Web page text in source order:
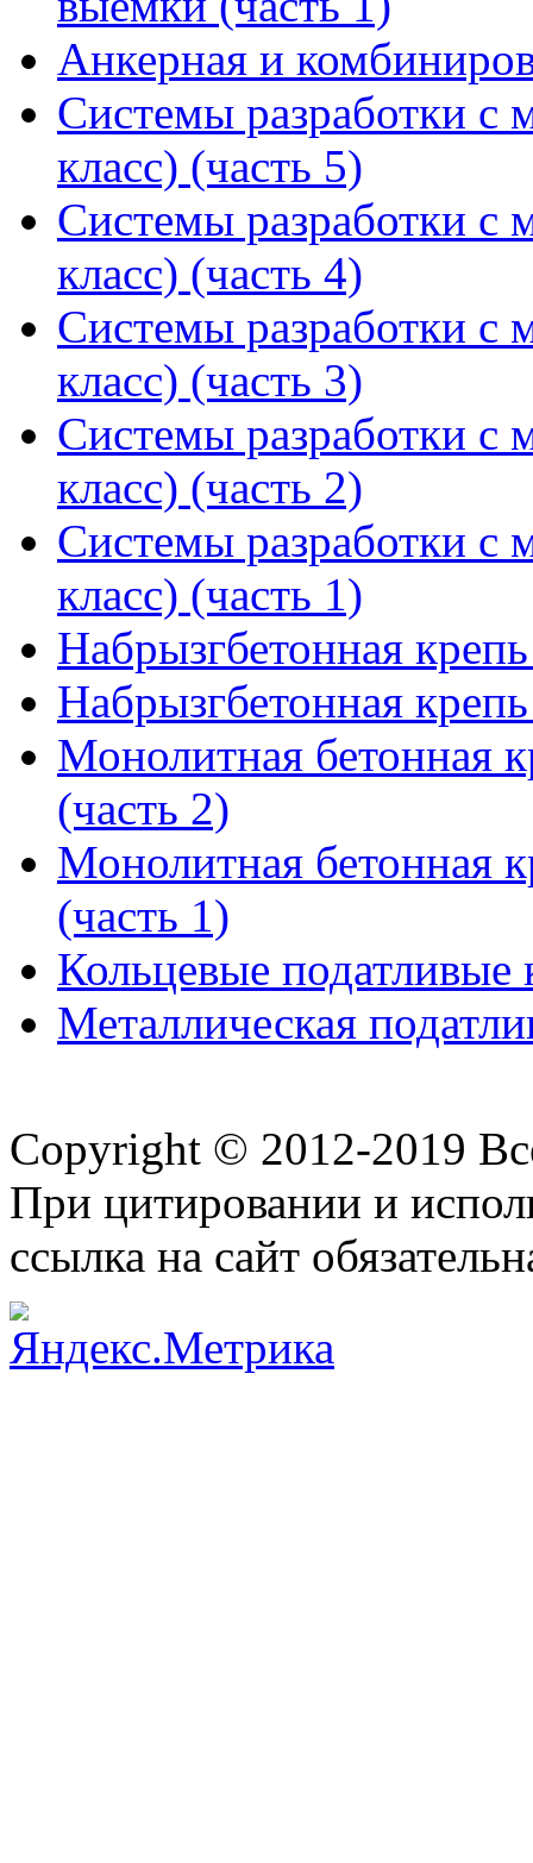
Анкерная и
Системы разработки с
класс) (часть 5)
Системы разработки с
класс) (часть 4)
Системы разработки с
класс) (часть 3)
Системы разработки с
класс) (часть 2)
Системы разработки с
класс) (часть 1)
Набрызгбетонная
Набрызгбетонная
Монолитная бетонная
(часть 2)
Монолитная бетонная
(часть 1)
Кольцевые податливые
Металлическая
Copyright © 2012-2019
При цитировании и
ссылка на сайт